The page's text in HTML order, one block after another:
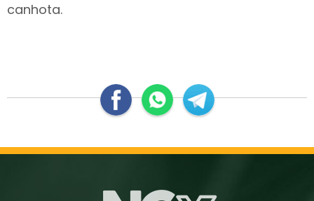
canhota.